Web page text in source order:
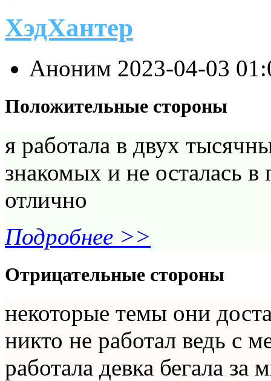
ХэдХантер
Аноним 2023-04-03
Положительные стороны
я работала в двух
знакомых и не осталась в
отлично
Подробнее >>
Отрицательные стороны
некоторые темы они
никто не работал ведь с
работала девка бегала за